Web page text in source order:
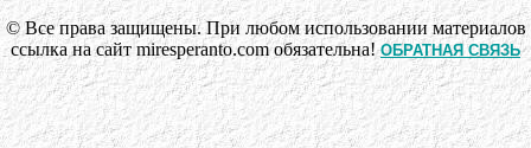
© Все права защищены. При любом использовании материалов
ссылка на сайт miresperanto.com обязательна!ОБРАТНАЯ СВЯЗЬ